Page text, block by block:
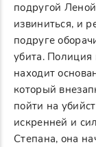
подругой
извиниться, и
подруге
убита. Полиция
находит
который
пойти на
искренней и
Степана, она